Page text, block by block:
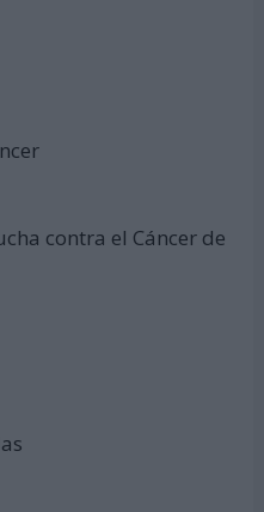
contra el Cáncer de